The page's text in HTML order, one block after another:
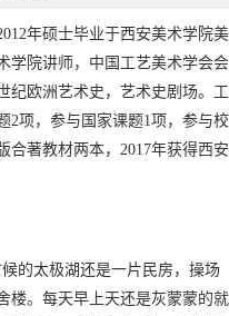
年硕士毕业于西安美术学院美
学院讲师，中国工艺美术学会会
纪欧洲艺术史，艺术史剧场。工
2项，参与国家课题1项，参与校
合著教材两本，2017年获得西安
的太极湖还是一片民房，操场
楼。每天早上天还是灰蒙蒙的就